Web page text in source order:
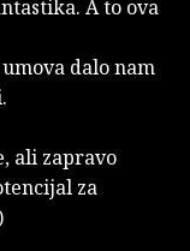
A to ova
dalo nam
ali zapravo
za